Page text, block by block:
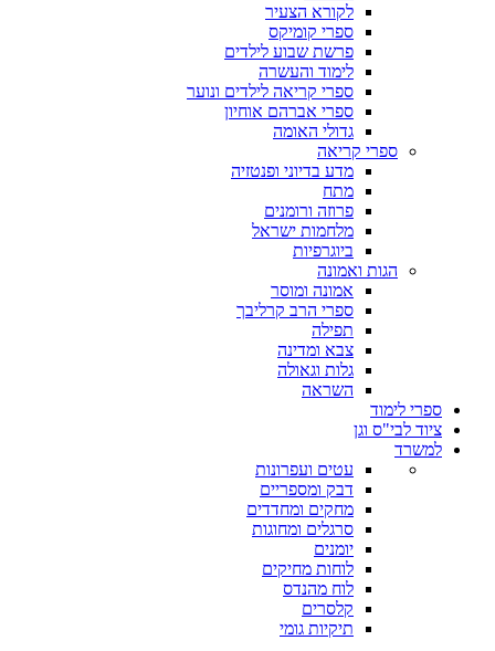
לקורא הצעיר
ספרי קומיקס
פרשת שבוע לילדים
לימוד והעשרה
ספרי קריאה לילדים ונוער
ספרי אברהם אוחיון
גדולי האומה
ספרי קריאה
מדע בדיוני ופנטזיה
מתח
פרוזה ורומנים
מלחמות ישראל
ביוגרפיות
הגות ואמונה
אמונה ומוסר
ספרי הרב קרליבך
תפילה
צבא ומדינה
גלות וגאולה
השראה
ספרי לימוד
ציוד לבי"ס וגן
למשרד
עטים ועפרונות
דבק ומספריים
מחקים ומחדדים
סרגלים ומחוגות
יומנים
לוחות מחיקים
לוח מהנדס
קלסרים
תיקיות גומי